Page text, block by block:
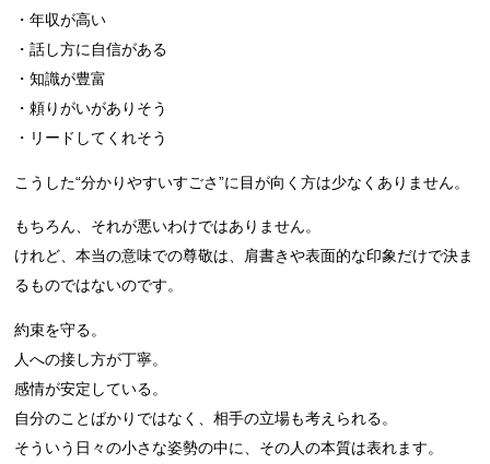
・年収が高い
・話し方に自信がある
・知識が豊富
・頼りがいがありそう
・リードしてくれそう
こうした“分かりやすいすごさ”に目が向く方は少なくありません。
もちろん、それが悪いわけではありません。
けれど、本当の意味での尊敬は、肩書きや表面的な印象だけで決ま
るものではないのです。
約束を守る。
人への接し方が丁寧。
感情が安定している。
自分のことばかりではなく、相手の立場も考えられる。
そういう日々の小さな姿勢の中に、その人の本質は表れます。